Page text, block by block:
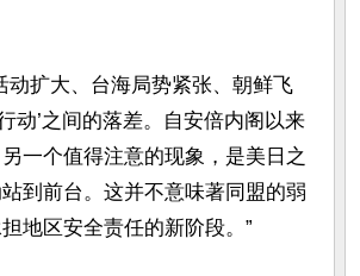
动扩大、台海局势紧张、朝鲜飞
动’之间的落差。自安倍内阁以来
一个值得注意的现象，是美日之
到前台。这并不意味著同盟的弱
地区安全责任的新阶段。”